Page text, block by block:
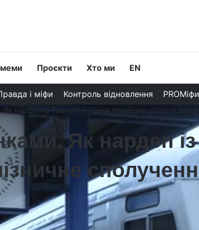
Проєкти Хто ми EN
і міфи Контроль відновлення PROМіфи
нардеп із Тернопільщини пообіцяв області
Як нардеп